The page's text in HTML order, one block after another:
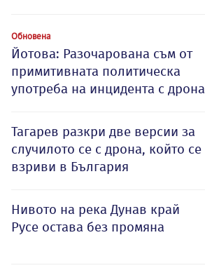
Обновена
Йотова: Разочарована съм от
примитивната политическа
употреба на инцидента с дрона
Тагарев разкри две версии за
случилото се с дрона, който се
взриви в България
Нивото на река Дунав край
Русе остава без промяна